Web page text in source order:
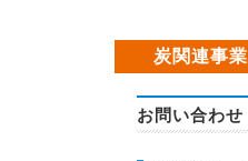
炭関連事業
お問い合わせ